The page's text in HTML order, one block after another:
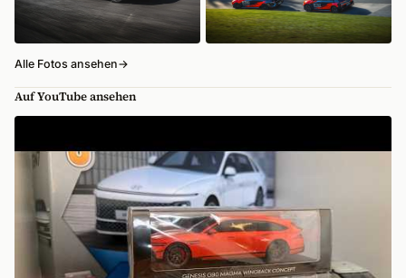
Alle Fotos ansehen→
Auf YouTube ansehen